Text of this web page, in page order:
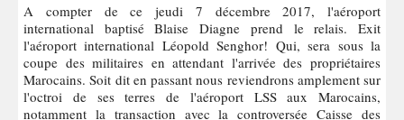
A compter de ce jeudi 7 décembre 2017, l'aéroport
international baptisé Blaise Diagne prend le relais. Exit
l'aéroport international Léopold Senghor! Qui, sera sous la
coupe des militaires en attendant l'arrivée des propriétaires
Marocains. Soit dit en passant nous reviendrons amplement sur
l'octroi de ses terres de l'aéroport LSS aux Marocains,
notamment la transaction avec la controversée Caisse des